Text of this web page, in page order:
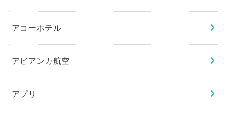
アコーホテル
アビアンカ航空
アプリ